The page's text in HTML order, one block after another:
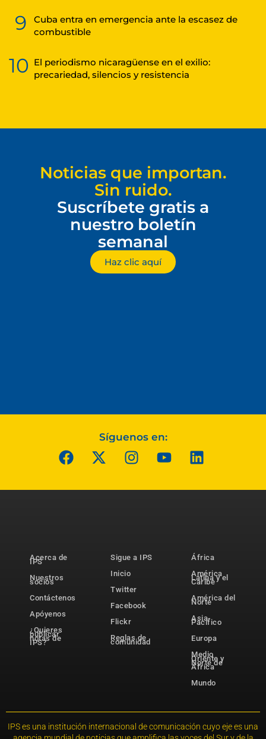
9
Cuba entra en emergencia ante la escasez de
combustible
10 El periodismo nicaragüense en el exilio:
precariedad, silencios y resistencia
Noticias que importan.
Sin ruido.
Suscríbete gratis a
nuestro boletín
semanal
Haz clic aquí
Síguenos en:
Acerca de
IPS
Nuestros
socios
Contáctenos
Apóyenos
¿Quieres
publicar
notas de
IPS?
Sigue a IPS
Inicio
Twitter
Facebook
Flickr
Reglas de
comunidad
África
América
Latina y el
Caribe
América del
Norte
Asia-
Pacífico
Europa
Medio
Oriente y
Norte de
África
Mundo
IPS es una institución internacional de comunicación cuyo eje es una